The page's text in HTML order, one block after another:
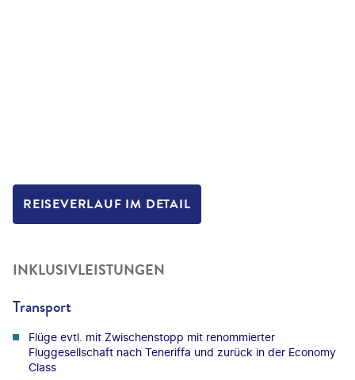
REISEVERLAUF IM DETAIL
INKLUSIVLEISTUNGEN
Transport
Flüge evtl. mit Zwischenstopp mit renommierter
Fluggesellschaft nach Teneriffa und zurück in der Economy
Class